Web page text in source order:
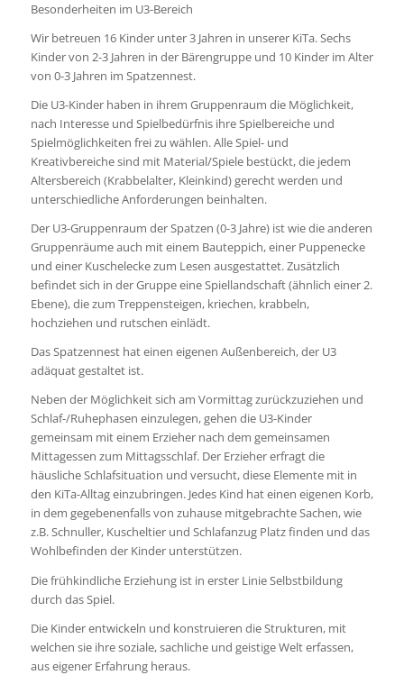
Besonderheiten im U3-Bereich
Wir betreuen 16 Kinder unter 3 Jahren in unserer KiTa. Sechs
Kinder von 2-3 Jahren in der Bärengruppe und 10 Kinder im Alter
von 0-3 Jahren im Spatzennest.
Die U3-Kinder haben in ihrem Gruppenraum die Möglichkeit,
nach Interesse und Spielbedürfnis ihre Spielbereiche und
Spielmöglichkeiten frei zu wählen. Alle Spiel- und
Kreativbereiche sind mit Material/Spiele bestückt, die jedem
Altersbereich (Krabbelalter, Kleinkind) gerecht werden und
unterschiedliche Anforderungen beinhalten.
Der U3-Gruppenraum der Spatzen (0-3 Jahre) ist wie die anderen
Gruppenräume auch mit einem Bauteppich, einer Puppenecke
und einer Kuschelecke zum Lesen ausgestattet. Zusätzlich
befindet sich in der Gruppe eine Spiellandschaft (ähnlich einer 2.
Ebene), die zum Treppensteigen, kriechen, krabbeln,
hochziehen und rutschen einlädt.
Das Spatzennest hat einen eigenen Außenbereich, der U3
adäquat gestaltet ist.
Neben der Möglichkeit sich am Vormittag zurückzuziehen und
Schlaf-/Ruhephasen einzulegen, gehen die U3-Kinder
gemeinsam mit einem Erzieher nach dem gemeinsamen
Mittagessen zum Mittagsschlaf. Der Erzieher erfragt die
häusliche Schlafsituation und versucht, diese Elemente mit in
den KiTa-Alltag einzubringen. Jedes Kind hat einen eigenen Korb,
in dem gegebenenfalls von zuhause mitgebrachte Sachen, wie
z.B. Schnuller, Kuscheltier und Schlafanzug Platz finden und das
Wohlbefinden der Kinder unterstützen.
Die frühkindliche Erziehung ist in erster Linie Selbstbildung
durch das Spiel.
Die Kinder entwickeln und konstruieren die Strukturen, mit
welchen sie ihre soziale, sachliche und geistige Welt erfassen,
aus eigener Erfahrung heraus.